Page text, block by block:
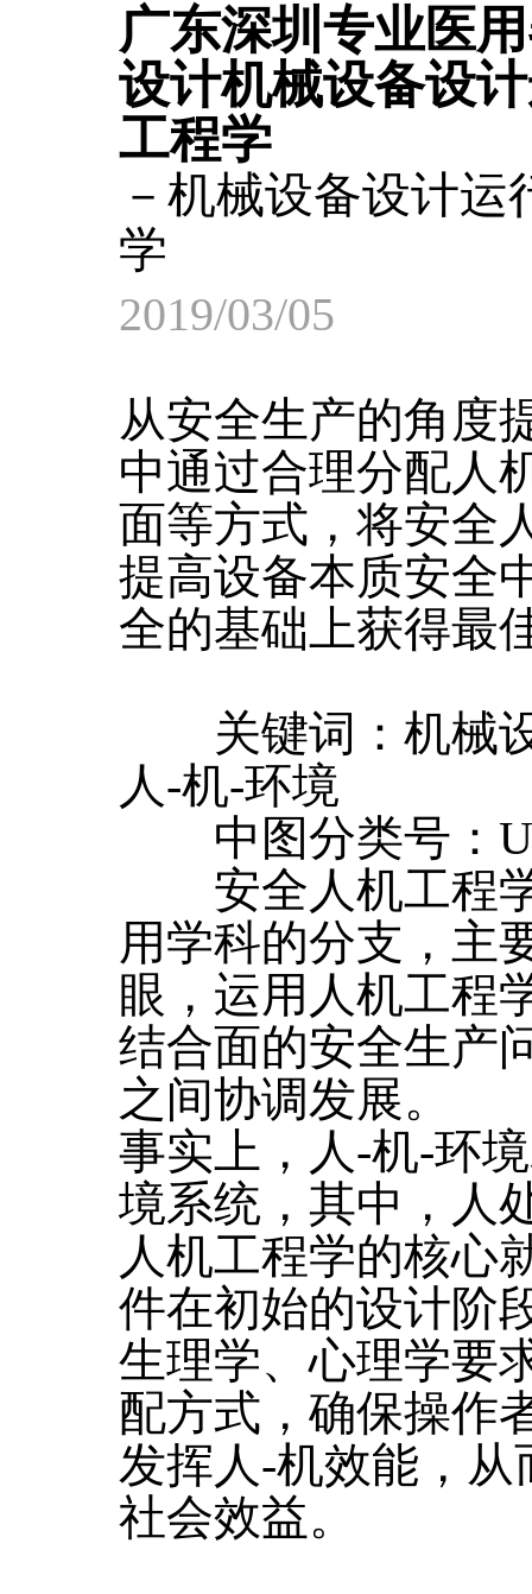
广东深圳专业医
设计机械设备设
工程学
－机械设备设计
学
2019/03/05
从安全生产的角度
中通过合理分配人
面等方式，将安全
提高设备本质安全
全的基础上获得最
关键词：机械设
人-机-环境
中图分类号：
安全人机工程学
用学科的分支，主
眼，运用人机工程
结合面的安全生产
之间协调发展。
事实上，人-机-环
境系统，其中，人
人机工程学的核心
件在初始的设计阶
生理学、心理学要
配方式，确保操作
发挥人-机效能，
社会效益。